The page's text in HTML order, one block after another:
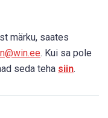
märku, saates
. Kui sa pole
seda teha siin.